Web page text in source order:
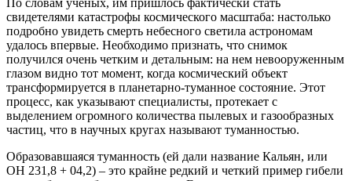
свидетелями катастрофы космического масштаба: настолько
подробно увидеть смерть небесного светила астрономам
удалось впервые. Необходимо признать, что снимок
получился очень четким и детальным: на нем невооруженным
глазом видно тот момент, когда космический объект
трансформируется в планетарно-туманное состояние. Этот
процесс, как указывают специалисты, протекает с
выделением огромного количества пылевых и газообразных
частиц, что в научных кругах называют туманностью.
Образовавшаяся туманность (ей дали название Кальян, или
ОН 231,8 + 04,2) – это крайне редкий и четкий пример гибели